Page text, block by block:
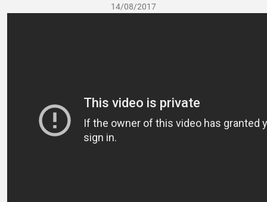
14/08/2017